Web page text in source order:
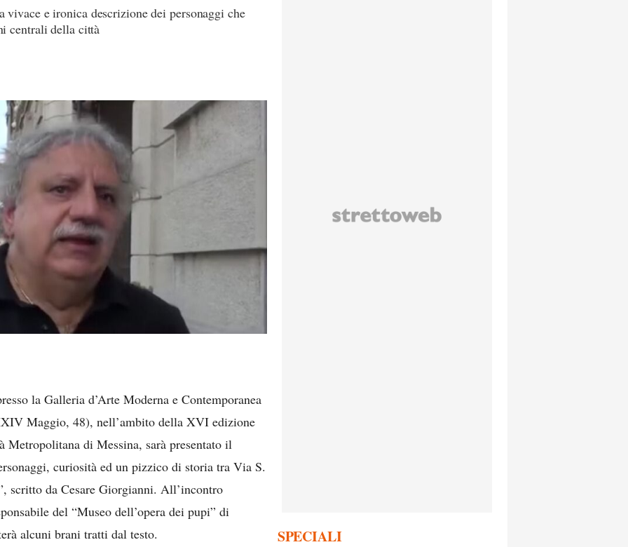
vivace e ironica descrizione dei personaggi che
centrali della città
la Galleria d’Arte Moderna e Contemporanea
Maggio, 48), nell’ambito della XVI edizione
Metropolitana di Messina, sarà presentato il
curiosità ed un pizzico di storia tra Via S.
scritto da Cesare Giorgianni. All’incontro
del “Museo dell’opera dei pupi” di
alcuni brani tratti dal testo.
SPECIALI